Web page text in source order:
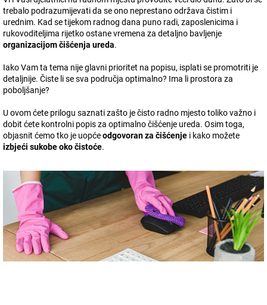
trebalo podrazumijevati da se ono neprestano održava čistim i
urednim. Kad se tijekom radnog dana puno radi, zaposlenicima i
rukovoditeljima rijetko ostane vremena za detaljno bavljenje
organizacijom čišćenja ureda.
Iako Vam ta tema nije glavni prioritet na popisu, isplati se promotriti je
detaljnije. Čiste li se sva područja optimalno? Ima li prostora za
poboljšanje?
U ovom ćete prilogu saznati zašto je čisto radno mjesto toliko važno i
dobit ćete kontrolni popis za optimalno čišćenje ureda. Osim toga,
objasnit ćemo tko je uopćeodgovoran za čišćenje i kako možete
izbjeći sukobe oko čistoće.